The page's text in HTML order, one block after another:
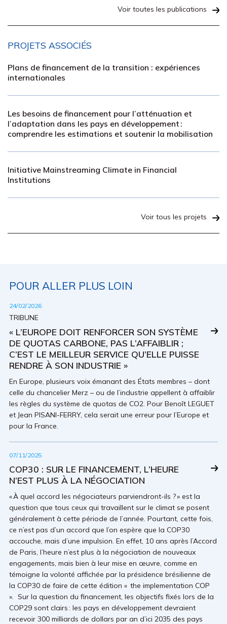
Voir toutes les publications
PROJETS ASSOCIÉS
Plans de financement de la transition : expériences
internationales
Les besoins de financement pour l’atténuation et
l’adaptation dans les pays en développement :
comprendre les estimations et soutenir la mobilisation
Initiative Mainstreaming Climate in Financial
Institutions
Voir tous les projets
POUR ALLER PLUS LOIN
24/02/2026
TRIBUNE
« L’EUROPE DOIT RENFORCER SON SYSTÈME
DE QUOTAS CARBONE, PAS L’AFFAIBLIR ;
C’EST LE MEILLEUR SERVICE QU’ELLE PUISSE
RENDRE À SON INDUSTRIE »
En Europe, plusieurs voix émanant des États membres – dont
celle du chancelier Merz – ou de l’industrie appellent à affaiblir
les règles du système de quotas de CO2. Pour Benoît LEGUET
et Jean PISANI-FERRY, cela serait une erreur pour l’Europe et
pour la France.
07/11/2025
COP30 : SUR LE FINANCEMENT, L’HEURE
N’EST PLUS À LA NÉGOCIATION
« À quel accord les négociateurs parviendront-ils ? » est la
question que tous ceux qui travaillent sur le climat se posent
généralement à cette période de l’année. Pourtant, cette fois,
ce n’est pas d’un accord que l’on espère que la COP30
accouche, mais d’une impulsion. En effet, 10 ans après l’Accord
de Paris, l’heure n’est plus à la négociation de nouveaux
engagements, mais bien à leur mise en œuvre, comme en
témoigne la volonté affichée par la présidence brésilienne de
la COP30 de faire de cette édition « the implementation COP
». Sur la question du financement, les objectifs fixés lors de la
COP29 sont clairs : les pays en développement devraient
recevoir 300 milliards de dollars par an d’ici 2035 des pays